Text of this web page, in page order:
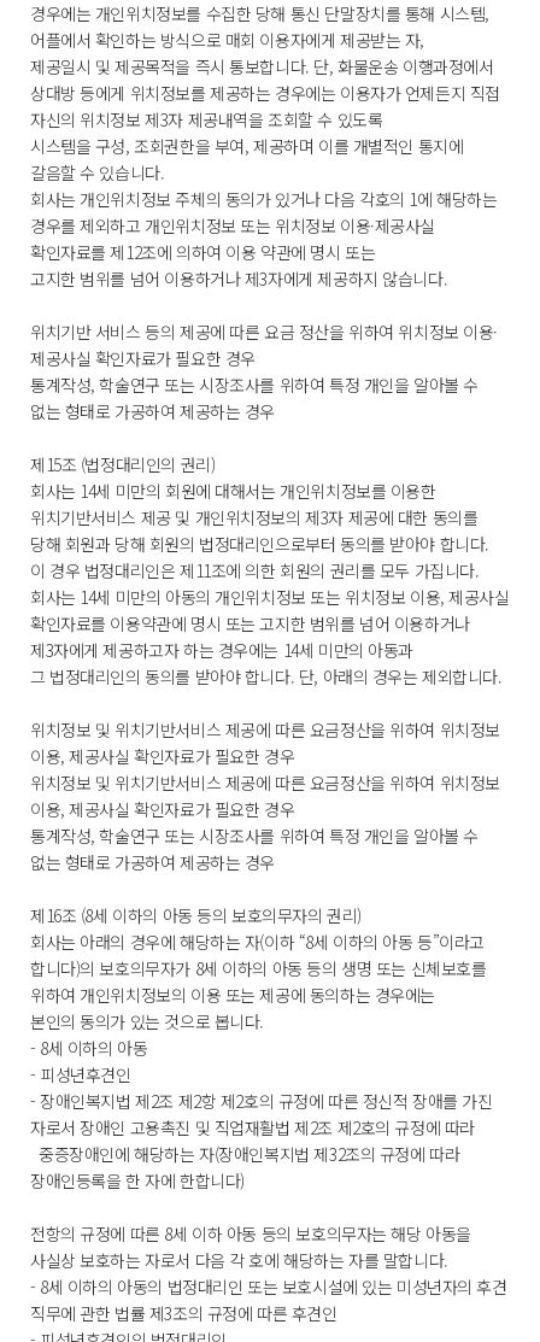
경우에는 개인위치정보를 수집한 당해 통신 단말장치를 통해 시스템,
어플에서 확인하는 방식으로 매회 이용자에게 제공받는 자,
제공일시 및 제공목적을 즉시 통보합니다. 단, 화물운송 이행과정에서
상대방 등에게 위치정보를 제공하는 경우에는 이용자가 언제든지 직접
자신의 위치정보 제3자 제공내역을 조회할 수 있도록
시스템을 구성, 조회권한을 부여, 제공하며 이를 개별적인 통지에
갈음할 수 있습니다.
회사는 개인위치정보 주체의 동의가 있거나 다음 각호의 1에 해당하는
경우를 제외하고 개인위치정보 또는 위치정보 이용·제공사실
확인자료를 제12조에 의하여 이용 약관에 명시 또는
고지한 범위를 넘어 이용하거나 제3자에게 제공하지 않습니다.
위치기반 서비스 등의 제공에 따른 요금 정산을 위하여 위치정보 이용·
제공사실 확인자료가 필요한 경우
통계작성, 학술연구 또는 시장조사를 위하여 특정 개인을 알아볼 수
없는 형태로 가공하여 제공하는 경우
제15조 (법정대리인의 권리)
회사는 14세 미만의 회원에 대해서는 개인위치정보를 이용한
위치기반서비스 제공 및 개인위치정보의 제3자 제공에 대한 동의를
당해 회원과 당해 회원의 법정대리인으로부터 동의를 받아야 합니다.
이 경우 법정대리인은 제11조에 의한 회원의 권리를 모두 가집니다.
회사는 14세 미만의 아동의 개인위치정보 또는 위치정보 이용, 제공사실
확인자료를 이용약관에 명시 또는 고지한 범위를 넘어 이용하거나
제3자에게 제공하고자 하는 경우에는 14세 미만의 아동과
그 법정대리인의 동의를 받아야 합니다. 단, 아래의 경우는 제외합니다.
위치정보 및 위치기반서비스 제공에 따른 요금정산을 위하여 위치정보
이용, 제공사실 확인자료가 필요한 경우
위치정보 및 위치기반서비스 제공에 따른 요금정산을 위하여 위치정보
이용, 제공사실 확인자료가 필요한 경우
통계작성, 학술연구 또는 시장조사를 위하여 특정 개인을 알아볼 수
없는 형태로 가공하여 제공하는 경우
제16조 (8세 이하의 아동 등의 보호의무자의 권리)
회사는 아래의 경우에 해당하는 자(이하 “8세 이하의 아동 등”이라고
합니다)의 보호의무자가 8세 이하의 아동 등의 생명 또는 신체보호를
위하여 개인위치정보의 이용 또는 제공에 동의하는 경우에는
본인의 동의가 있는 것으로 봅니다.
- 8세 이하의 아동
- 피성년후견인
- 장애인복지법 제2조 제2항 제2호의 규정에 따른 정신적 장애를 가진
자로서 장애인 고용촉진 및 직업재활법 제2조 제2호의 규정에 따라
중증장애인에 해당하는 자(장애인복지법 제32조의 규정에 따라
장애인등록을 한 자에 한합니다)
전항의 규정에 따른 8세 이하 아동 등의 보호의무자는 해당 아동을
사실상 보호하는 자로서 다음 각 호에 해당하는 자를 말합니다.
- 8세 이하의 아동의 법정대리인 또는 보호시설에 있는 미성년자의 후견
직무에 관한 법률 제3조의 규정에 따른 후견인